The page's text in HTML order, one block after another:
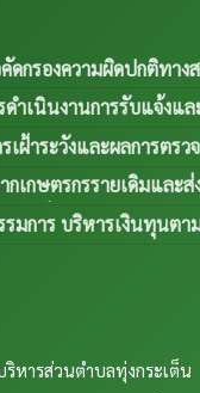
คัดกรองความผิดปกติทา
การมองเห็นในกลุ่มผู้สูง
.ศ.2569
04 ส.ค.
ดำเนินงานการรับแจ้งแ
น กรกฎาคม 2569
เฝ้าระวังและผลการตร
ะจำเดือน กรกฎาคม
กเกษตรกรรายเดิมและ
กตัวที่ 1 เพศเมีย อายุคร
ม่) เป็นการส่งพื้นทีตำบ
ในระเต็น โดยการให้ยืม
มการ บริหารเงินทุนตาม
ริหารส่วนตำบลทุ่งกระเต็น